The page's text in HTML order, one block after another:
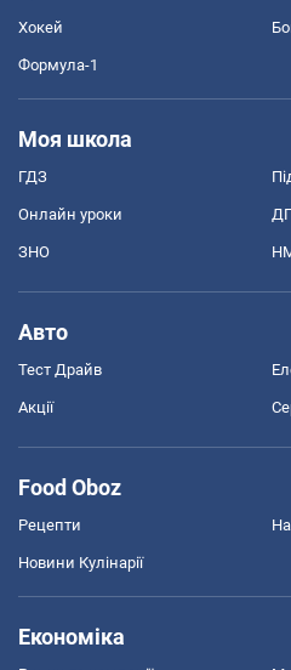
Хокей
Формула-1
Моя школа
ГДЗ
Онлайн уроки
ЗНО
Авто
Тест Драйв
Акції
Food Oboz
Рецепти
Новини Кулінарії
Економіка